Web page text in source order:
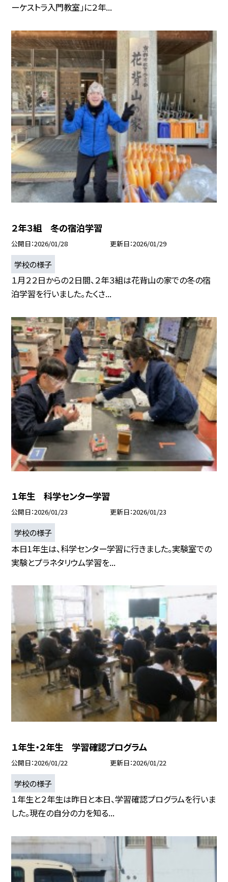
ーケストラ入門教室」に２年...
２年３組 冬の宿泊学習
公開日 2026/01/28 更新日 2026/01/29
学校の様子
１月２２日からの２日間、２年３組は花背山の家での冬の宿
泊学習を行いました。たくさ...
１年生 科学センター学習
公開日 2026/01/23 更新日 2026/01/23
学校の様子
本日1年生は、科学センター学習に行きました。実験室での
実験とプラネタリウム学習を...
１年生・２年生 学習確認プログラム
公開日 2026/01/22 更新日 2026/01/22
学校の様子
１年生と２年生は昨日と本日、学習確認プログラムを行いま
した。現在の自分の力を知る...